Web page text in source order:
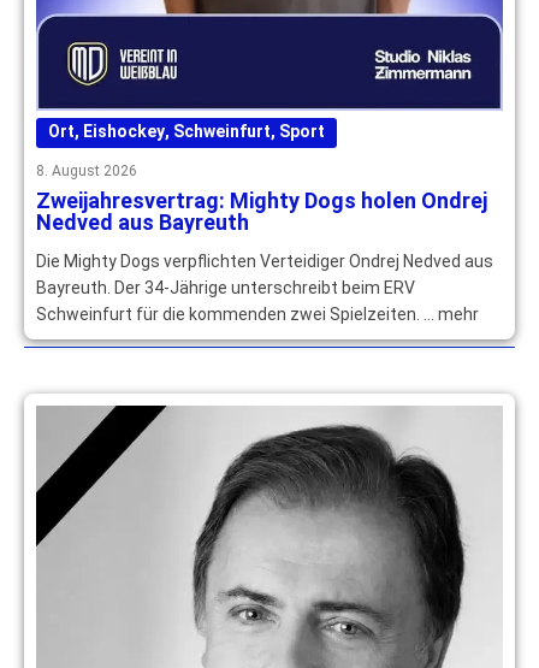
Ort, Eishockey, Schweinfurt, Sport
8. August 2026
Zweijahresvertrag: Mighty Dogs holen Ondrej
Nedved aus Bayreuth
Die Mighty Dogs verpflichten Verteidiger Ondrej Nedved aus
Bayreuth. Der 34-Jährige unterschreibt beim ERV
Schweinfurt für die kommenden zwei Spielzeiten. … mehr